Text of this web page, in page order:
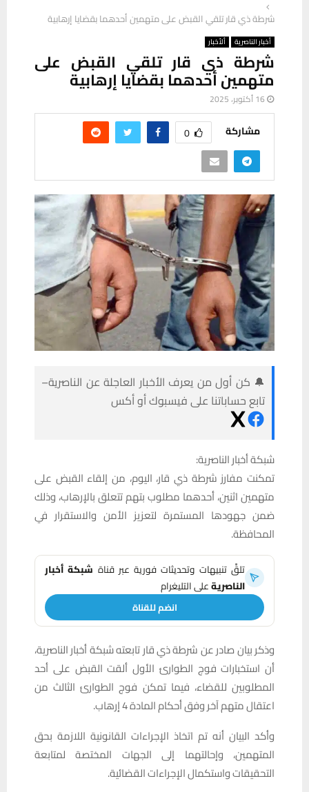
شرطة ذي قار تلقي القبض على متهمين أحدهما بقضايا إرهابية
أخبار الناصرية ألأخبار
شرطة ذي قار تلقي القبض على
متهمين أحدهما بقضايا إرهابية
16 أكتوبر، 2025
مشاركة 0
🔔 كن أول من يعرف الأخبار العاجلة عن الناصرية–
تابع حساباتنا على فيسبوك أو أكس
شبكة أخبار الناصرية:
تمكنت مفارز شرطة ذي قار، اليوم، من إلقاء القبض على
متهمين اثنين، أحدهما مطلوب بتهم تتعلق بالإرهاب، وذلك
ضمن جهودها المستمرة لتعزيز الأمن والاستقرار في
المحافظة.
تلقَّ تنبيهات وتحديثات فورية عبر قناة شبكة أخبار
الناصريةعلى التليغرام
انضم للقناة
وذكر بيان صادر عن شرطة ذي قار تابعته شبكة أخبار الناصرية،
أن استخبارات فوج الطوارئ الأول ألقت القبض على أحد
المطلوبين للقضاء، فيما تمكن فوج الطوارئ الثالث من
اعتقال متهم آخر وفق أحكام المادة 4 إرهاب.
وأكد البيان أنه تم اتخاذ الإجراءات القانونية اللازمة بحق
المتهمين، وإحالتهما إلى الجهات المختصة لمتابعة
التحقيقات واستكمال الإجراءات القضائية.